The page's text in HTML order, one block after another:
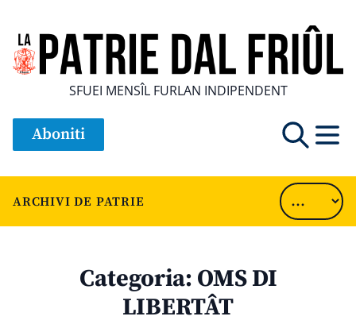
SFUEI MENSÎL FURLAN INDIPENDENT
Aboniti
ARCHIVI DE PATRIE
Categoria: OMS DI
LIBERTÂT